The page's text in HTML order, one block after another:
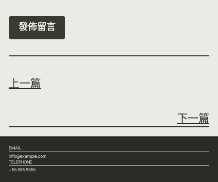
上一篇
下一篇
EMAIL
info@example.com
TELEPHONE
+55 555 5555